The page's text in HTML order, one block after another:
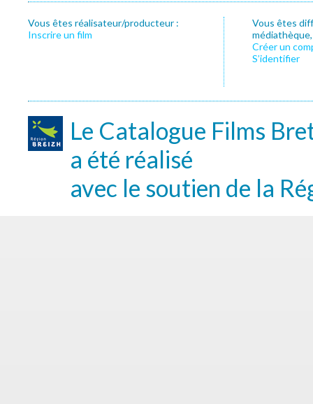
Vous êtes réalisateur/producteur :
Inscrire un film
Vous êtes
Créer un
S’identifier
Le Catalogue Films
a été réalisé
avec le soutien de la